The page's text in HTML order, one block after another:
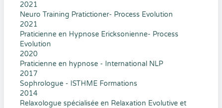
2021
Neuro Training Pratictioner- Process Evolution
2021
Praticienne en Hypnose Ericksonienne- Process
Evolution
2020
Praticienne en hypnose - International NLP
2017
Sophrologue - ISTHME Formations
2014
Relaxologue spécialisée en Relaxation Evolutive et